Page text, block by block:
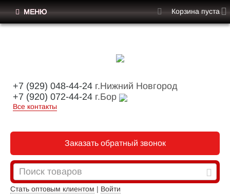
+7 (929) 048-44-24 г.Нижний Новгород
+7 (920) 072-44-24 г.Бор
Все контакты
Заказать обратный звонок
Стать оптовым клиентом | Войти
МЕНЮ Корзина пуста